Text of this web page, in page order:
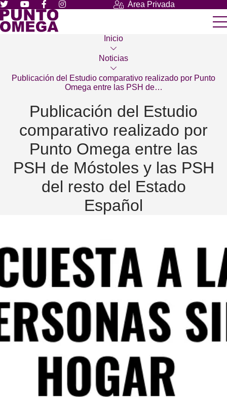
Área Privada
Inicio
Noticias
Publicación del Estudio comparativo realizado por Punto
Omega entre las PSH de…
Publicación del Estudio
comparativo realizado por
Punto Omega entre las
PSH de Móstoles y las PSH
del resto del Estado
Español